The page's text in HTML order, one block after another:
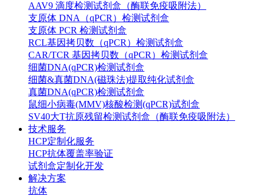
AAV9 滴度检测试剂盒（酶联免疫吸附法）
支原体 DNA（qPCR）检测试剂盒
支原体 PCR 检测试剂盒
RCL基因拷贝数（qPCR）检测试剂盒
CAR/TCR 基因拷贝数（qPCR）检测试剂盒
细菌DNA(qPCR)检测试剂盒
细菌&真菌DNA(磁珠法)提取纯化试剂盒
真菌DNA(qPCR)检测试剂盒
鼠细小病毒(MMV)核酸检测(qPCR)试剂盒
SV40大T抗原残留检测试剂盒（酶联免疫吸附法）
技术服务
HCP定制化服务
HCP抗体覆盖率验证
试剂盒定制化开发
解决方案
抗体